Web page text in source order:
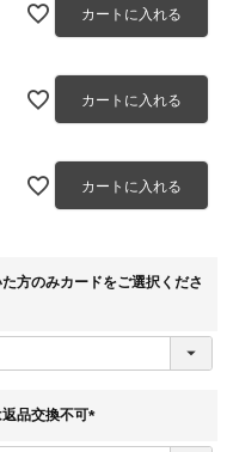
カートに入れる
カートに入れる
カートに入れる
方のみカードをご選択くださ
品交換不可